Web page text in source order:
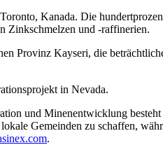
Kanada. Die
Zinkschmelzen und -raffinerien.
Provinz Kayseri, die
in Nevada.
und Minenentwicklung
Gemeinden zu schaffen,
.